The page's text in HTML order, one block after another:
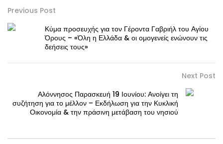
Previous Post
Κύμα προσευχής για τον Γέροντα Γαβριήλ του Αγίου
Όρους – «Όλη η Ελλάδα & οι ομογενείς ενώνουν τις
δεήσεις τους»
Next Post
Αλόννησος Παρασκευή 19 Ιουνίου: Ανοίγει τη
συζήτηση για το μέλλον – Εκδήλωση για την Κυκλική
Οικονομία & την πράσινη μετάβαση του νησιού